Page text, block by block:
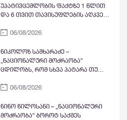
უპატივცემლობის ფაქტზე 1 წლით
და 6 თვით თავისუფლების აღკვეთა
06/08/2026
ნიკოლოზ სამხარაძე –
„ნაციონალური მოძრაობა“
ცდილობს, რომ სხვა პატარა თუ
რათა ოპოზიციაში თავად იყოს
06/08/2026
ნინო წილოსანი – „ნაციონალური
მოძრაობა“ ბოროტ საქმეს